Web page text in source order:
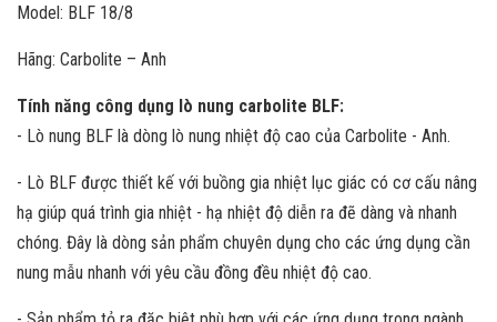
Model: BLF 18/8
Hãng: Carbolite – Anh
Tính năng công dụng lò nung carbolite BLF:
- Lò nung BLF là dòng lò nung nhiệt độ cao của Carbolite - Anh.
- Lò BLF được thiết kế với buồng gia nhiệt lục giác có cơ cấu nâng
hạ giúp quá trình gia nhiệt - hạ nhiệt độ diễn ra đẽ dàng và nhanh
chóng. Đây là dòng sản phẩm chuyên dụng cho các ứng dụng cần
nung mẫu nhanh với yêu cầu đồng đều nhiệt độ cao.